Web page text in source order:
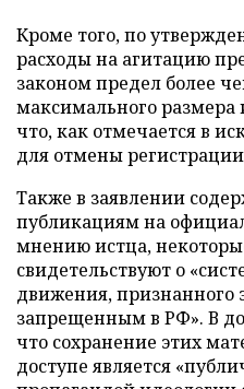
Кроме того, по
расходы на агитацию
законом предел более
максимального размера
что, как отмечается в
для отмены
Также в заявлении
публикациям на
мнению истца,
свидетельствуют о
движения, признанного
запрещенным в РФ». В
что сохранение этих
доступе является